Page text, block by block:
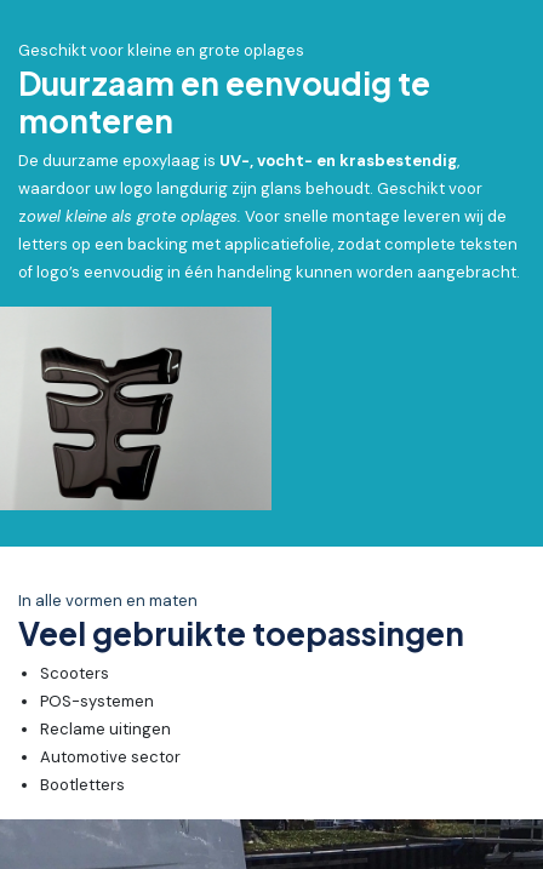
Geschikt voor kleine en grote oplages
Duurzaam en eenvoudig te
monteren
De duurzame epoxylaag is UV-, vocht- en krasbestendig,
waardoor uw logo langdurig zijn glans behoudt. Geschikt voor
zowel kleine als grote oplages. Voor snelle montage leveren wij de
letters op een backing met applicatiefolie, zodat complete teksten
of logo’s eenvoudig in één handeling kunnen worden aangebracht.
In alle vormen en maten
Veel gebruikte toepassingen
Scooters
POS-systemen
Reclame uitingen
Automotive sector
Bootletters